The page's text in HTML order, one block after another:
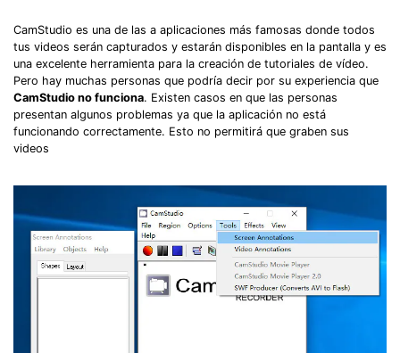
CamStudio es una de las a aplicaciones más famosas donde todos
tus videos serán capturados y estarán disponibles en la pantalla y es
una excelente herramienta para la creación de tutoriales de vídeo.
Pero hay muchas personas que podría decir por su experiencia que
CamStudio no funciona. Existen casos en que las personas
presentan algunos problemas ya que la aplicación no está
funcionando correctamente. Esto no permitirá que graben sus
videos